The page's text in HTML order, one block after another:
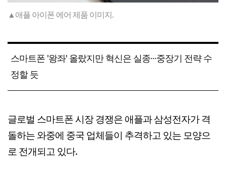
▲애플 아이폰 에어 제품 이미지.
스마트폰 '왕좌' 올랐지만 혁신은 실종···중장기 전략 수
정할 듯
글로벌 스마트폰 시장 경쟁은 애플과 삼성전자가 격
돌하는 와중에 중국 업체들이 추격하고 있는 모양으
로 전개되고 있다.